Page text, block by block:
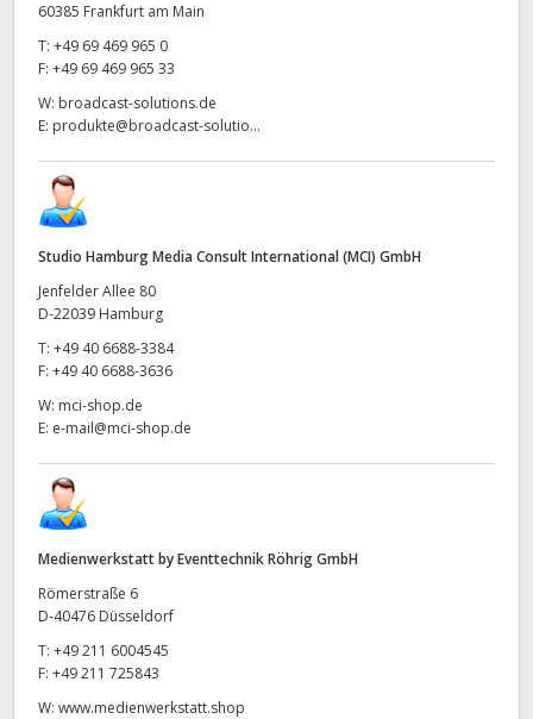
60385 Frankfurt am Main
T: +49 69 469 965 0
F: +49 69 469 965 33
W: broadcast-solutions.de
E: produkte@broadcast-solutio...
Studio Hamburg Media Consult International (MCI) GmbH
Jenfelder Allee 80
D-22039 Hamburg
T: +49 40 6688-3384
F: +49 40 6688-3636
W: mci-shop.de
E: e-mail@mci-shop.de
Medienwerkstatt by Eventtechnik Röhrig GmbH
Römerstraße 6
D-40476 Düsseldorf
T: +49 211 6004545
F: +49 211 725843
W: www.medienwerkstatt.shop